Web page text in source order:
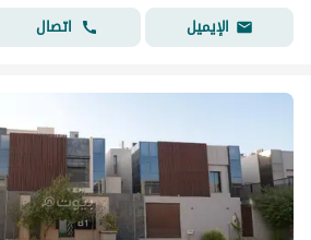
الإيميل
اتصال